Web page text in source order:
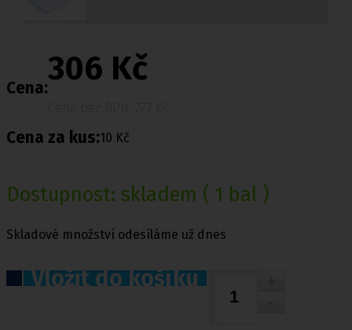
Cena:
306 Kč
Cena za kus:10 Kč
Dostupnost: skladem ( 1 bal )
Skladové množství odesíláme už dnes
Vložit do košíku